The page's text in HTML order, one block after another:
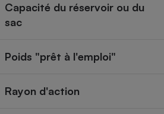
Capacité du réservoir ou du
sac
Poids "prêt à l'emploi"
Rayon d'action